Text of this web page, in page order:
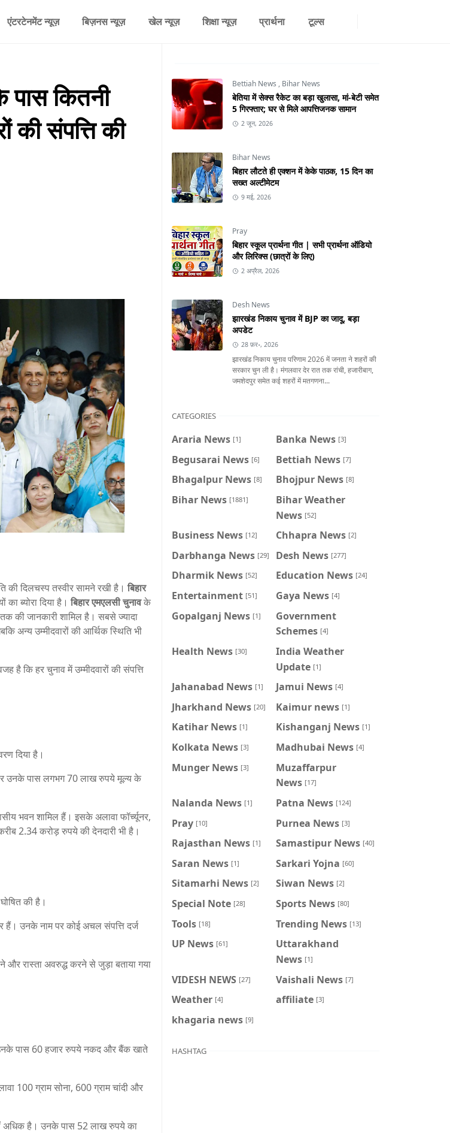
एंटरटेनमेंट न्यूज़ बिज़नस न्यूज़ खेल न्यूज़ शिक्षा न्यूज़ प्रार्थना टूल्स
कितनी
की संपत्ति की
की दिलचस्प तस्वीर सामने रखी है।बिहार
ब्योरा दिया है।बिहार एमएलसी चुनावके
की जानकारी शामिल है। सबसे ज्यादा
अन्य उम्मीदवारों की आर्थिक स्थिति भी
है कि हर चुनाव में उम्मीदवारों की संपत्ति
दिया है।
उनके पास लगभग 70 लाख रुपये मूल्य के
भवन शामिल हैं। इसके अलावा फॉर्च्यूनर,
2.34 करोड़ रुपये की देनदारी भी है।
की है।
हैं। उनके नाम पर कोई अचल संपत्ति दर्ज
रास्ता अवरुद्ध करने से जुड़ा बताया गया
उनके पास 60 हजार रुपये नकद और बैंक खाते
100 ग्राम सोना, 600 ग्राम चांदी और
अधिक है। उनके पास 52 लाख रुपये का
Bettiah News , Bihar News
बेतिया में सेक्स रैकेट का बड़ा खुलासा, मां-बेटी समेत
5 गिरफ्तार; घर से मिले आपत्तिजनक सामान
2 जून, 2026
Bihar News
बिहार लौटते ही एक्शन में केके पाठक, 15 दिन का
सख्त अल्टीमेटम
9 मई, 2026
Pray
बिहार स्कूल प्रार्थना गीत | सभी प्रार्थना ऑडियो
और लिरिक्स (छात्रों के लिए)
2 अप्रैल, 2026
Desh News
झारखंड निकाय चुनाव में BJP का जादू, बड़ा
अपडेट
28 फ़र॰, 2026
झारखंड निकाय चुनाव परिणाम 2026 में जनता ने शहरों की
सरकार चुन ली है। मंगलवार देर रात तक रांची, हजारीबाग,
जमशेदपुर समेत कई शहरों में मतगणना...
CATEGORIES
Araria News [1] Banka News [3]
Begusarai News [6] Bettiah News [7]
Bhagalpur News [8] Bhojpur News [8]
Bihar News [1881]
Bihar Weather
News [52]
Business News [12] Chhapra News [2]
Darbhanga News [29] Desh News [277]
Dharmik News [52] Education News [24]
Entertainment [51] Gaya News [4]
Gopalganj News [1]
Government
Schemes [4]
Health News [30]
India Weather
Update [1]
Jahanabad News [1] Jamui News [4]
Jharkhand News [20] Kaimur news [1]
Katihar News [1] Kishanganj News [1]
Kolkata News [3] Madhubai News [4]
Munger News [3]
Muzaffarpur
News [17]
Nalanda News [1] Patna News [124]
Pray [10] Purnea News [3]
Rajasthan News [1] Samastipur News [40]
Saran News [1] Sarkari Yojna [60]
Sitamarhi News [2] Siwan News [2]
Special Note [28] Sports News [80]
Tools [18] Trending News [13]
UP News [61]
Uttarakhand
News [1]
VIDESH NEWS [27] Vaishali News [7]
Weather [4] affiliate [3]
khagaria news [9]
HASHTAG